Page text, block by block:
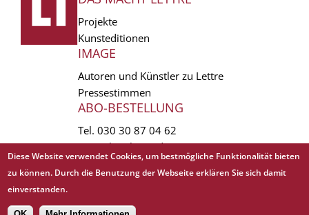
Projekte
Kunsteditionen
IMAGE
Autoren und Künstler zu Lettre
Pressestimmen
ABO-BESTELLUNG
Tel. 030 30 87 04 62
vertrieb(at)lettre.de
Copyright © 1988 - 2026 Lettre International. All rights reserved.
EXTRA
Diese Website verwendet Cookies, um bestmögliche Funktionalität bieten
zu können. Durch die Benutzung der Webseite erklären Sie sich damit
einverstanden.